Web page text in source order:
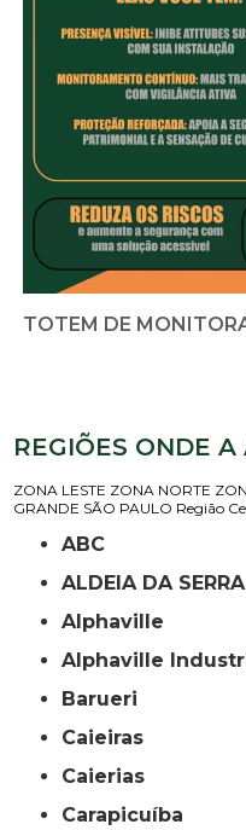
TOTEM DE
REGIÕES ONDE A
ZONA LESTE ZONA NORTE
GRANDE SÃO PAULO Região
ABC
ALDEIA DA SERRA
Alphaville
Alphaville
Barueri
Caieiras
Caierias
Carapicuíba